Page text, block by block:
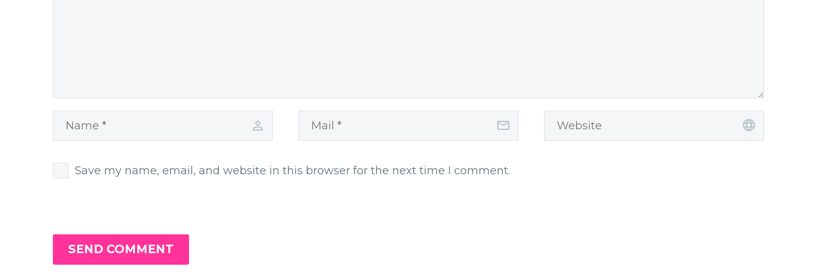
Save my name, email, and website in this browser for the next time I comment.
SEND COMMENT